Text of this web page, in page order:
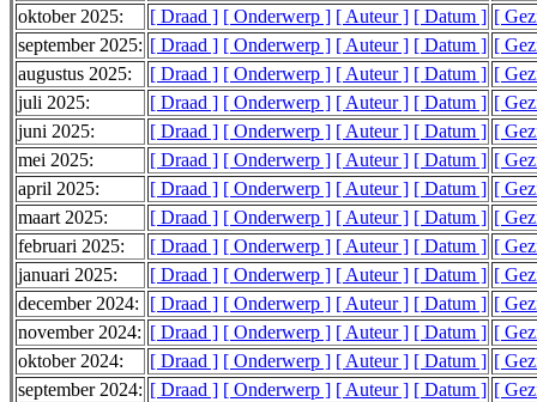
oktober 2025:
[ Draad ] [ Onderwerp ] [ Auteur ] [ Datum ] [
september 2025: [ Draad ] [ Onderwerp ] [ Auteur ] [ Datum ] [
augustus 2025:
[ Draad ] [ Onderwerp ] [ Auteur ] [ Datum ] [
juli 2025:
[ Draad ] [ Onderwerp ] [ Auteur ] [ Datum ] [
juni 2025:
[ Draad ] [ Onderwerp ] [ Auteur ] [ Datum ] [
mei 2025:
[ Draad ] [ Onderwerp ] [ Auteur ] [ Datum ] [
april 2025:
[ Draad ] [ Onderwerp ] [ Auteur ] [ Datum ] [
maart 2025:
[ Draad ] [ Onderwerp ] [ Auteur ] [ Datum ] [
februari 2025:
[ Draad ] [ Onderwerp ] [ Auteur ] [ Datum ] [
januari 2025:
[ Draad ] [ Onderwerp ] [ Auteur ] [ Datum ] [
december 2024:
[ Draad ] [ Onderwerp ] [ Auteur ] [ Datum ] [
november 2024: [ Draad ] [ Onderwerp ] [ Auteur ] [ Datum ] [
oktober 2024:
[ Draad ] [ Onderwerp ] [ Auteur ] [ Datum ] [
september 2024: [ Draad ] [ Onderwerp ] [ Auteur ] [ Datum ] [